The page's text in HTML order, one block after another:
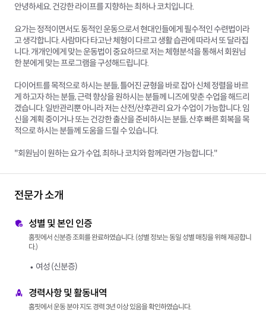
안녕하세요. 건강한 라이프를 지향하는 최하나 코치입니다.
요가는 정적이면서도 동적인 운동으로서 현대인들에게 필수적인 수련법이라
고 생각합니다. 사람마다 타고난 체형이 다르고 생활 습관에 따라서 또 달라집
니다. 개개인에게 맞는 운동법이 중요하므로 저는 체형분석을 통해서 회원님
한 분에게 맞는 프로그램을 구성해드립니다.
다이어트를 목적으로 하시는 분들, 틀어진 균형을 바로 잡아 신체 정렬을 바르
게 하고자 하는 분들, 근력 향상을 원하시는 분들께 니즈에 맞춘 수업을 해드리
겠습니다. 일반관리뿐 아니라 저는 산전/산후관리 요가 수업이 가능합니다. 임
신을 계획 중이거나 또는 건강한 출산을 준비하시는 분들, 산후 빠른 회복을 목
적으로 하시는 분들께 도움을 드릴 수 있습니다.
"회원님이 원하는 요가 수업, 최하나 코치와 함께라면 가능합니다."
전문가 소개
성별 및 본인 인증
홈핏에서 신분증 조회를 완료하였습니다. (성별 정보는 동일 성별 매칭을 위해 제공합니
다.)
여성 (신분증)
경력사항 및 활동내역
홈핏에서 운동 분야 지도 경력 3년 이상 있음을 확인하였습니다.